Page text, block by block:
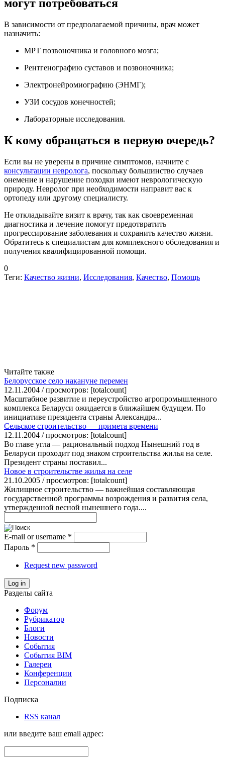
могут потребоваться
В зависимости от предполагаемой причины, врач может
назначить:
МРТ позвоночника и головного мозга;
Рентгенографию суставов и позвоночника;
Электронейромиографию (ЭНМГ);
УЗИ сосудов конечностей;
Лабораторные исследования.
К кому обращаться в первую очередь?
Если вы не уверены в причине симптомов, начните с
консультации невролога, поскольку большинство случаев
онемение и нарушение походки имеют неврологическую
природу. Невролог при необходимости направит вас к
ортопеду или другому специалисту.
Не откладывайте визит к врачу, так как своевременная
диагностика и лечение помогут предотвратить
прогрессирование заболевания и сохранить качество жизни.
Обратитесь к специалистам для комплексного обследования и
получения квалифицированной помощи.
0
Теги: Качество жизни, Исследования, Качество, Помощь
Читайте также
Белорусское село накануне перемен
12.11.2004 / просмотров: [totalcount]
Масштабное развитие и переустройство агропромышленного
комплекса Беларуси ожидается в ближайшем будущем. По
инициативе президента страны Александра...
Сельское строительство — примета времени
12.11.2004 / просмотров: [totalcount]
Во главе угла — рациональный подход Нынешний год в
Беларуси проходит под знаком строительства жилья на селе.
Президент страны поставил...
Новое в строительстве жилья на селе
21.10.2005 / просмотров: [totalcount]
Жилищное строительство — важнейшая составляющая
государственной программы возрождения и развития села,
утвержденной весной нынешнего года....
E-mail or username *
Пароль *
Request new password
Log in
Разделы сайта
Форум
Рубрикатор
Блоги
Новости
События
События BIM
Галереи
Конференции
Персоналии
Подписка
RSS канал
или введите ваш email адрес: